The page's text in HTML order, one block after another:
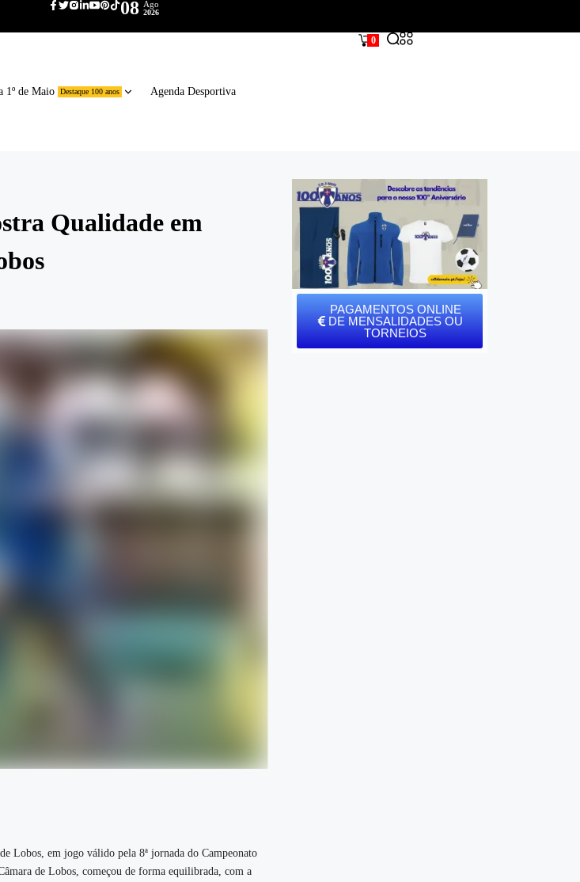
08 Ago
2026
1º de Maio Destaque 100 anos Agenda Desportiva
0
Qualidade em
Lobos, em jogo válido pela 8ª jornada do Campeonato
de Lobos, começou de forma equilibrada, com a
PAGAMENTOS ONLINE
DE MENSALIDADES OU
TORNEIOS